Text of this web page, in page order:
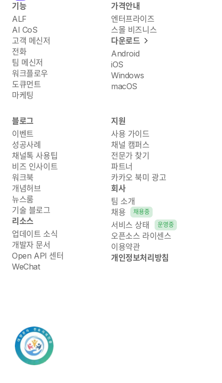
기능
ALF
AI CoS
고객 메신저
전화
팀 메신저
워크플로우
도큐먼트
마케팅
가격안내
엔터프라이즈
스몰 비즈니스
다운로드
Android
iOS
Windows
macOS
블로그
이벤트
성공사례
채널톡 사용팁
비즈 인사이트
워크북
개념허브
뉴스룸
기술 블로그
리소스
업데이트 소식
개발자 문서
Open API 센터
WeChat
지원
사용 가이드
채널 캠퍼스
전문가 찾기
파트너
카카오 북미 광고
회사
팀 소개
채용
채용중
서비스 상태 운영중
오픈소스 라이센스
이용약관
개인정보처리방침